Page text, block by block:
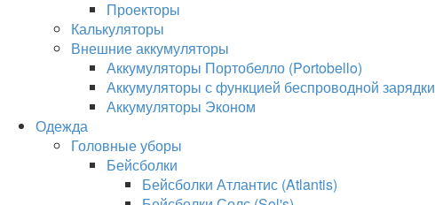
Проекторы
Калькуляторы
Внешние аккумуляторы
Аккумуляторы Портобелло (Portobello)
Аккумуляторы с функцией беспроводной зарядки
Аккумуляторы Эконом
Одежда
Головные уборы
Бейсболки
Бейсболки Атлантис (Atlantis)